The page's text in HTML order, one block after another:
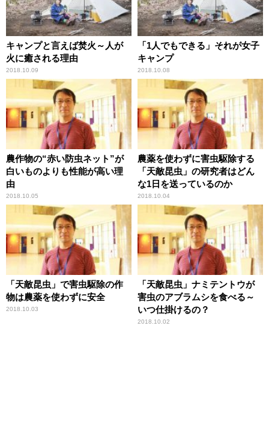
キャンプと言えば焚火～人が
火に癒される理由
2018.10.09
「1人でもできる」それが女子
キャンプ
2018.10.08
農作物の“赤い防虫ネット”が
白いものよりも性能が高い理
由
2018.10.05
農薬を使わずに害虫駆除する
「天敵昆虫」の研究者はどん
な1日を送っているのか
2018.10.04
「天敵昆虫」で害虫駆除の作
物は農薬を使わずに安全
2018.10.03
「天敵昆虫」ナミテントウが
害虫のアブラムシを食べる～
いつ仕掛けるの？
2018.10.02